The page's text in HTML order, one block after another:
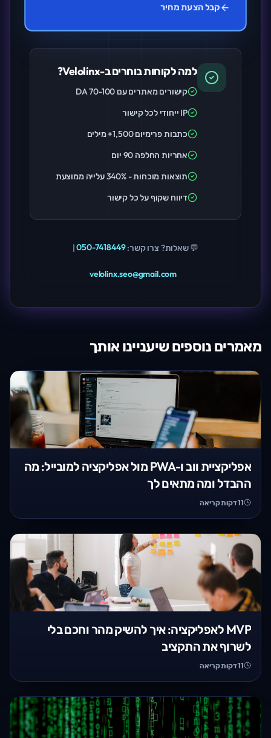
קבל הצעת מחיר
למה לקוחות בוחרים ב-Velolinx?
קישורים מאתרים עם DA 70-100
IP ייחודי לכל קישור
כתבות פרימיום 1,500+ מילים
אחריות החלפה 90 יום
תוצאות מוכחות - 340% עלייה ממוצעת
דיווח שקוף על כל קישור
💬 שאלות? צרו קשר:050-7418449
|
velolinx.seo@gmail.com
מאמרים נוספים שיעניינו אותך
אפליקציית ווב ו-PWA מול אפליקציה למובייל: מה
ההבדל ומה מתאים לך
11דקות קריאה
MVP לאפליקציה: איך להשיק מהר וחכם בלי
לשרוף את התקציב
11דקות קריאה